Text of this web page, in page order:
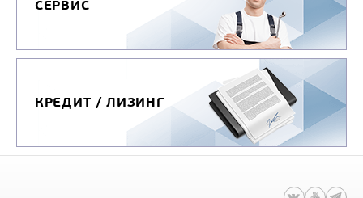
СЕРВИС
КРЕДИТ / ЛИЗИНГ